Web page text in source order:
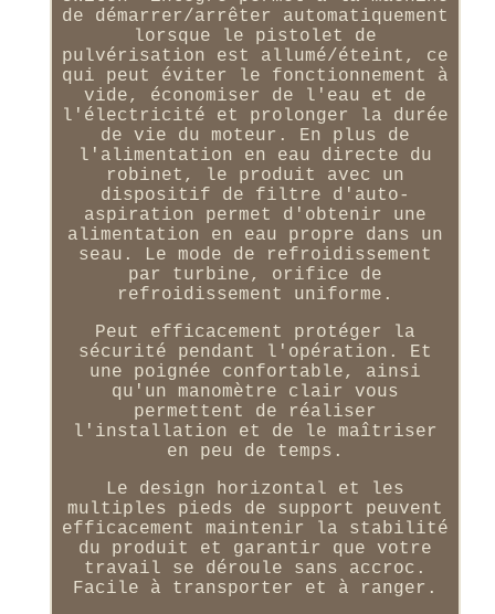
de démarrer/arrêter automatiquement
lorsque le pistolet de
pulvérisation est allumé/éteint, ce
qui peut éviter le fonctionnement à
vide, économiser de l'eau et de
l'électricité et prolonger la durée
de vie du moteur. En plus de
l'alimentation en eau directe du
robinet, le produit avec un
dispositif de filtre d'auto-
aspiration permet d'obtenir une
alimentation en eau propre dans un
seau. Le mode de refroidissement
par turbine, orifice de
refroidissement uniforme.
Peut efficacement protéger la
sécurité pendant l'opération. Et
une poignée confortable, ainsi
qu'un manomètre clair vous
permettent de réaliser
l'installation et de le maîtriser
en peu de temps.
Le design horizontal et les
multiples pieds de support peuvent
efficacement maintenir la stabilité
du produit et garantir que votre
travail se déroule sans accroc.
Facile à transporter et à ranger.